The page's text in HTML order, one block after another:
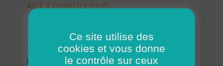
AIDE A DOMICILE (H/F)
06 - Alpes-Maritimes
Possibilité de CDI ou CDD
01/08/2026
Ce site utilise des
cookies et vous donne
le contrôle sur ceux